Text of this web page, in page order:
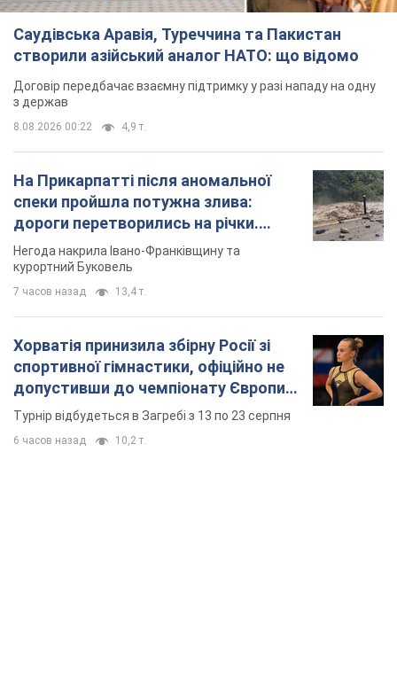
Саудівська Аравія, Туреччина та Пакистан
створили азійський аналог НАТО: що відомо
Договір передбачає взаємну підтримку у разі нападу на одну
з держав
8.08.2026 00:22 4,9 т.
На Прикарпатті після аномальної
спеки пройшла потужна злива:
дороги перетворились на річки.
Відео
Негода накрила Івано-Франківщину та
курортний Буковель
7 часов назад 13,4 т.
Хорватія принизила збірну Росії зі
спортивної гімнастики, офіційно не
допустивши до чемпіонату Європи
основних спортсменів
Турнір відбудеться в Загребі з 13 по 23 серпня
6 часов назад 10,2 т.